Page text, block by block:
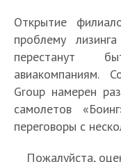
Открытие
проблему
перестанут
авиакомпаниям.
Group намерен
самолетов
переговоры с
Пожалуйста,